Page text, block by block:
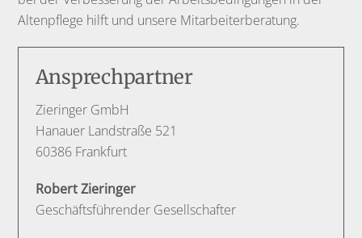
Altenpflege hilft und unsere Mitarbeiterberatung.
Ansprechpartner
Zieringer GmbH
Hanauer Landstraße 521
60386 Frankfurt
Robert Zieringer
Geschäftsführender Gesellschafter